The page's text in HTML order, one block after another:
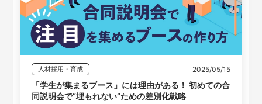
人材採用・育成 2025/05/15
「学生が集まるブース」には理由がある！ 初めての合
同説明会で“埋もれない”ための差別化戦略